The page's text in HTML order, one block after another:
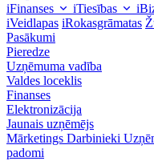
iFinanses iTiesības
iVeidlapas iRokasgrāmatas
Pasākumi
Pieredze
Uzņēmuma vadība
Valdes loceklis
Finanses
Elektronizācija
Jaunais uzņēmējs
Mārketings Darbinieki
padomi